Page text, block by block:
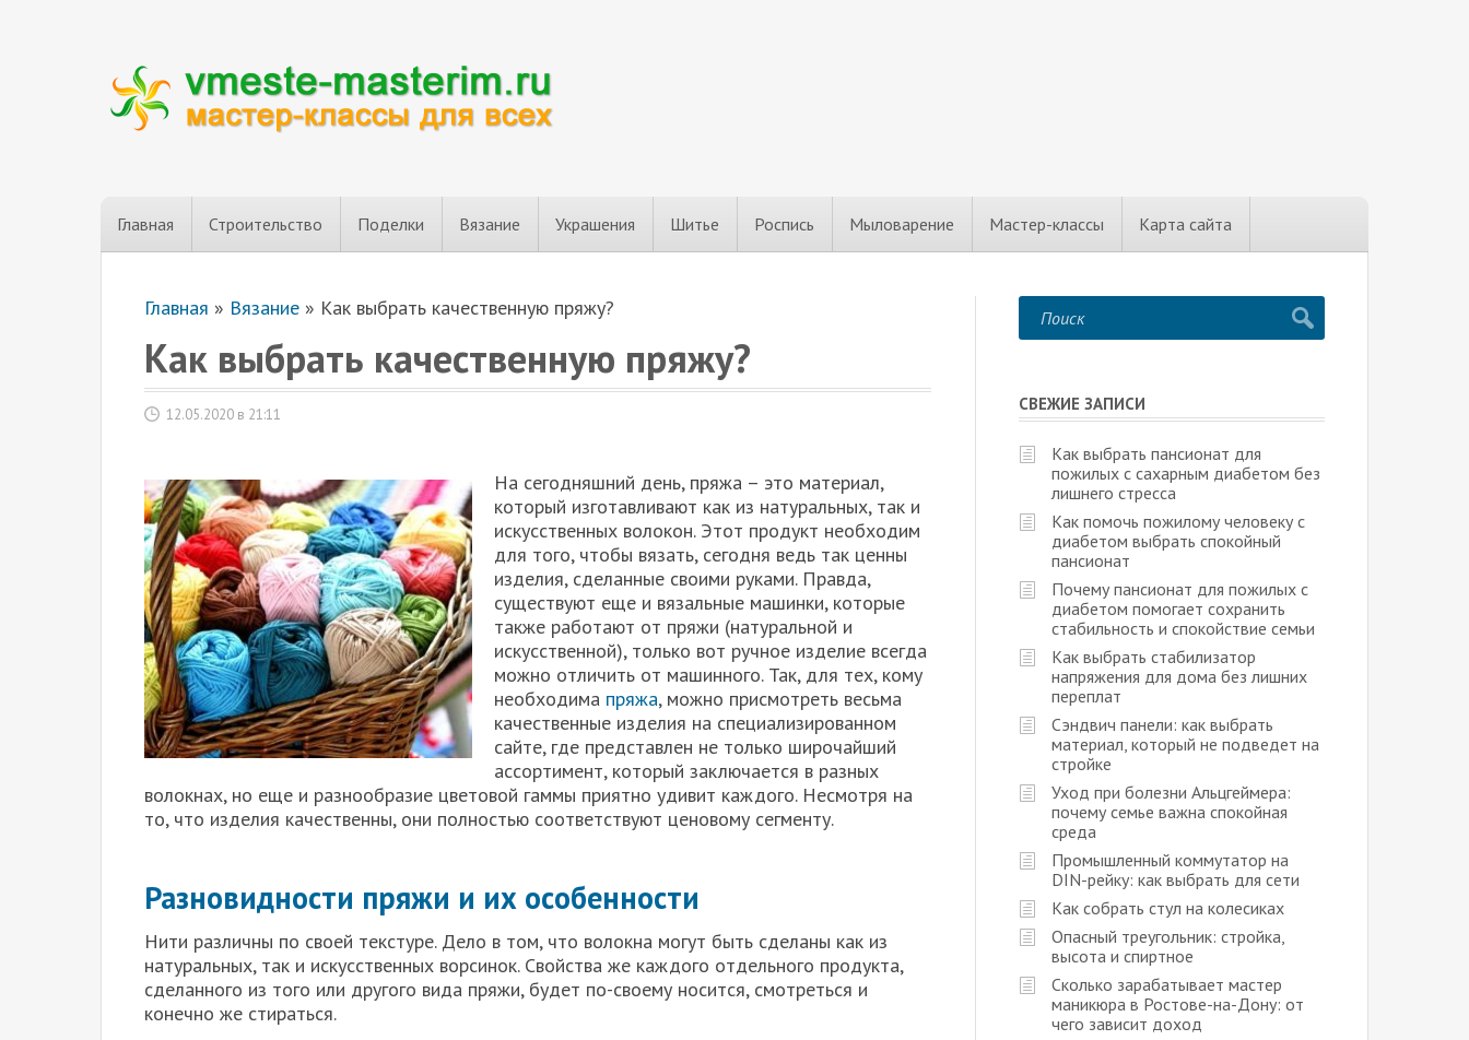
Главная Строительство Поделки Вязание Украшения Шитье Роспись Мыловарение Мастер-классы Карта сайта
Главная » Вязание » Как выбрать качественную пряжу?
Как выбрать качественную пряжу?
12.05.2020 в 21:11
На сегодняшний день, пряжа – это материал,
который изготавливают как из натуральных, так и
искусственных волокон. Этот продукт необходим
для того, чтобы вязать, сегодня ведь так ценны
изделия, сделанные своими руками. Правда,
существуют еще и вязальные машинки, которые
также работают от пряжи (натуральной и
искусственной), только вот ручное изделие всегда
можно отличить от машинного. Так, для тех, кому
необходима пряжа, можно присмотреть весьма
качественные изделия на специализированном
сайте, где представлен не только широчайший
ассортимент, который заключается в разных
волокнах, но еще и разнообразие цветовой гаммы приятно удивит каждого. Несмотря на
то, что изделия качественны, они полностью соответствуют ценовому сегменту.
Разновидности пряжи и их особенности
Нити различны по своей текстуре. Дело в том, что волокна могут быть сделаны как из
натуральных, так и искусственных ворсинок. Свойства же каждого отдельного продукта,
сделанного из того или другого вида пряжи, будет по-своему носится, смотреться и
конечно же стираться.
СВЕЖИЕ ЗАПИСИ
Как выбрать пансионат для
пожилых с сахарным диабетом без
лишнего стресса
Как помочь пожилому человеку с
диабетом выбрать спокойный
пансионат
Почему пансионат для пожилых с
диабетом помогает сохранить
стабильность и спокойствие семьи
Как выбрать стабилизатор
напряжения для дома без лишних
переплат
Сэндвич панели: как выбрать
материал, который не подведет на
стройке
Уход при болезни Альцгеймера:
почему семье важна спокойная
среда
Промышленный коммутатор на
DIN-рейку: как выбрать для сети
Как собрать стул на колесиках
Опасный треугольник: стройка,
высота и спиртное
Сколько зарабатывает мастер
маникюра в Ростове-на-Дону: от
чего зависит доход